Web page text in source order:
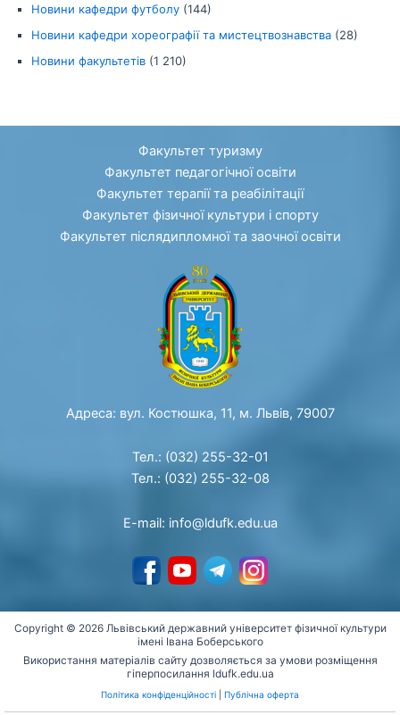
Новини кафедри футболу (144)
Новини кафедри хореографії та мистецтвознавства (28)
Новини факультетів (1 210)
Факультет туризму
Факультет педагогічної освіти
Факультет терапії та реабілітації
Факультет фізичної культури і спорту
Факультет післядипломної та заочної освіти
Адреса: вул. Костюшка, 11, м. Львів, 79007
Тел.: (032) 255-32-01
Тел.: (032) 255-32-08
E-mail: info@ldufk.edu.ua
Copyright © 2026 Львівський державний університет фізичної культури
імені Івана Боберського
Використання матеріалів сайту дозволяється за умови розміщення
гіперпосилання ldufk.edu.ua
Політика конфіденційності Публічна оферта